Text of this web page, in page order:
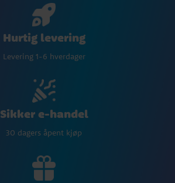
Hurtig levering
Levering 1-6 hverdager
Sikker e-handel
30 dagers åpent kjøp